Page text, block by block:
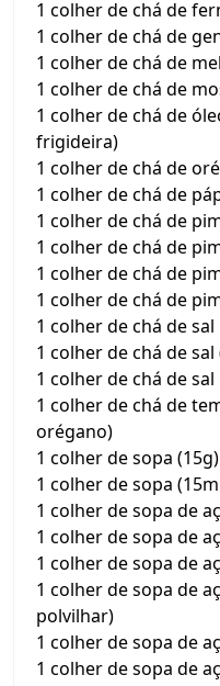
1 colher de chá de
1 colher de chá de
1 colher de chá de
1 colher de chá de
1 colher de chá de
frigideira)
1 colher de chá de
1 colher de chá de
1 colher de chá de
1 colher de chá de
1 colher de chá de
1 colher de chá de
1 colher de chá de sal
1 colher de chá de
1 colher de chá de
1 colher de chá de
orégano)
1 colher de sopa
1 colher de sopa
1 colher de sopa de
1 colher de sopa de
1 colher de sopa de
1 colher de sopa de
polvilhar)
1 colher de sopa de
1 colher de sopa de